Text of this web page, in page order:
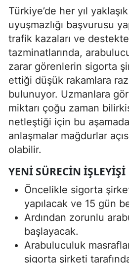
Türkiye’de her yıl
uyuşmazlığı başvurusu
trafik kazaları ve
tazminatlarında,
zarar görenlerin sigorta
ettiği düşük rakamlara
bulunuyor. Uzmanlara
miktarı çoğu zaman
netleştiği için bu
anlaşmalar mağdurlar
olabilir.
YENI SÜRECIN İŞLEYIŞI
Öncelikle sigorta
yapılacak ve 15 gün
Ardından zorunlu
başlayacak.
Arabuluculuk
sigorta şirketi